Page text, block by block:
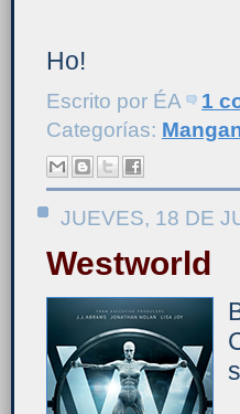
Ho!
Escrito por ÉA
1
Categorías:
JUEVES, 18 DE
Westworld